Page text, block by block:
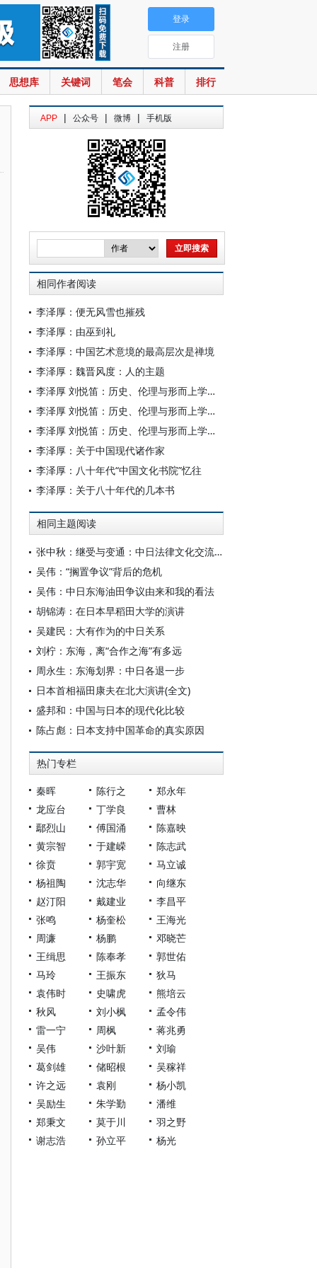
思想库 关键词 笔会 科普 排行
登录
注册
APP | 公众号 | 微博 | 手机版
相同作者阅读
李泽厚：便无风雪也摧残
李泽厚：由巫到礼
李泽厚：中国艺术意境的最高层次是禅境
李泽厚：魏晋风度：人的主题
李泽厚 刘悦笛：历史、伦理与形而上学（下）
李泽厚 刘悦笛：历史、伦理与形而上学（中）
李泽厚 刘悦笛：历史、伦理与形而上学（上）
李泽厚：关于中国现代诸作家
李泽厚：八十年代“中国文化书院”忆往
李泽厚：关于八十年代的几本书
相同主题阅读
张中秋：继受与变通：中日法律文化交流考察
吴伟：“搁置争议”背后的危机
吴伟：中日东海油田争议由来和我的看法
胡锦涛：在日本早稻田大学的演讲
吴建民：大有作为的中日关系
刘柠：东海，离“合作之海”有多远
周永生：东海划界：中日各退一步
日本首相福田康夫在北大演讲(全文)
盛邦和：中国与日本的现代化比较
陈占彪：日本支持中国革命的真实原因
热门专栏
秦晖 陈行之
郑永年
龙应台
丁学良
曹林
鄢烈山
傅国涌
陈嘉映
黄宗智
于建嵘
陈志武
徐贲
郭宇宽
马立诚
杨祖陶
沈志华
向继东
赵汀阳
戴建业
李昌平
张鸣
杨奎松
王海光
周濂
杨鹏
邓晓芒
王缉思
陈奉孝
郭世佑
马玲
王振东
狄马
袁伟时
史啸虎
熊培云
秋风
刘小枫
孟令伟
雷一宁
周枫
蒋兆勇
吴伟
沙叶新
刘瑜
葛剑雄
储昭根
吴稼祥
许之远
袁刚
杨小凯
吴励生
朱学勤
潘维
郑秉文
莫于川
羽之野
谢志浩
孙立平 杨光